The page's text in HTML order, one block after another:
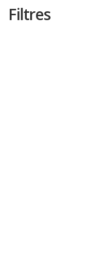
Filtres